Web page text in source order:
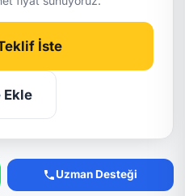
İste
Ekle
Uzman Desteği